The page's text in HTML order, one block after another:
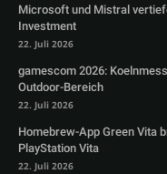
Microsoft und Mistral
Investment
22. Juli 2026
gamescom 2026:
Outdoor-Bereich
22. Juli 2026
Homebrew-App Green Vita
PlayStation Vita
22. Juli 2026